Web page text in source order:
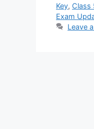
Key, Class
Exam
Leave